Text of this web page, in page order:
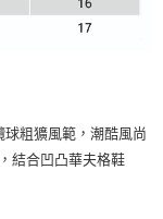
粗獷風範，潮酷風尚
結合凹凸華夫格鞋